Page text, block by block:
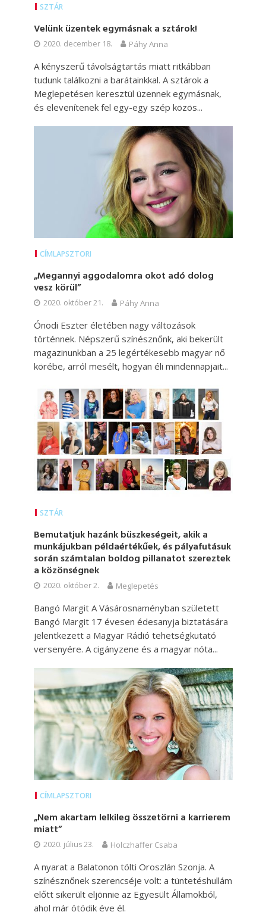
SZTÁR
Velünk üzentek egymásnak a sztárok!
2020. december 18. Páhy Anna
A kényszerű távolságtartás miatt ritkábban
tudunk találkozni a barátainkkal. A sztárok a
Meglepetésen keresztül üzennek egymásnak,
és elevenítenek fel egy-egy szép közös...
CÍMLAPSZTORI
„Megannyi aggodalomra okot adó dolog
vesz körül”
2020. október 21. Páhy Anna
Ónodi Eszter életében nagy változások
történnek. Népszerű színésznőnk, aki bekerült
magazinunkban a 25 legértékesebb magyar nő
körébe, arról mesélt, hogyan éli mindennapjait...
SZTÁR
Bemutatjuk hazánk büszkeségeit, akik a
munkájukban példaértékűek, és pályafutásuk
során számtalan boldog pillanatot szereztek
a közönségnek
2020. október 2. Meglepetés
Bangó Margit A Vásárosnaményban született
Bangó Margit 17 évesen édesanyja biztatására
jelentkezett a Magyar Rádió tehetségkutató
versenyére. A cigányzene és a magyar nóta...
CÍMLAPSZTORI
„Nem akartam lelkileg összetörni a karrierem
miatt”
2020. július 23. Holczhaffer Csaba
A nyarat a Balatonon tölti Oroszlán Szonja. A
színésznőnek szerencséje volt: a tüntetéshullám
előtt sikerült eljönnie az Egyesült Államokból,
ahol már ötödik éve él.